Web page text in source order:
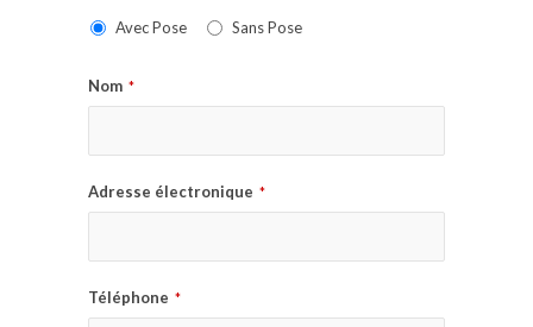
Avec Pose Sans Pose
Nom *
Adresse électronique *
Téléphone *